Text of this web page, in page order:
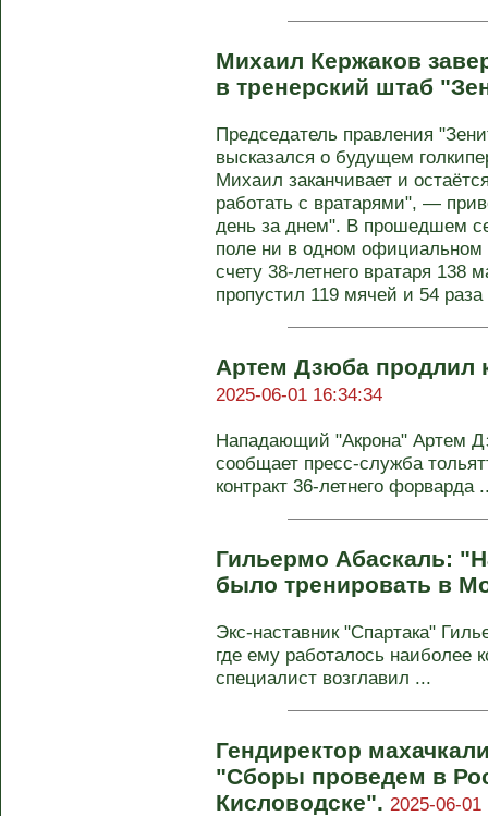
Михаил Кержаков
в тренерский штаб
Председатель правления
высказался о будущем
Михаил заканчивает и
работать с вратарями", —
день за днем". В прошедшем
поле ни в одном официальном
счету 38-летнего вратаря 138
пропустил 119 мячей и 54
Артем Дзюба продлил
2025-06-01 16:34:34
Нападающий "Акрона" Артем
сообщает пресс-служба
контракт 36-летнего форварда
Гильермо Абаскаль:
было тренировать в
Экс-наставник "Спартака"
где ему работалось наиболее
специалист возглавил ...
Гендиректор
"Сборы проведем в
Кисловодске". 2025-06-01